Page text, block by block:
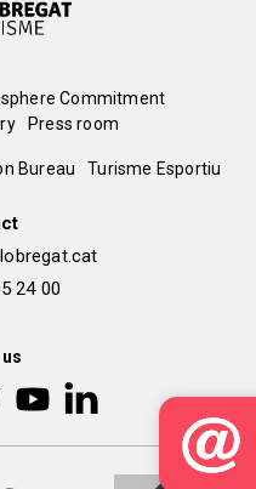
Commitment
Press room
Bureau Turisme Esportiu
24 00